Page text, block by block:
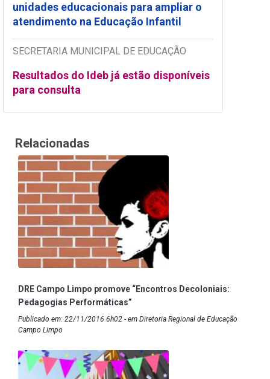
unidades educacionais para ampliar o
atendimento na Educação Infantil
SECRETARIA MUNICIPAL DE EDUCAÇÃO
Resultados do Ideb já estão disponíveis
para consulta
Relacionadas
DRE Campo Limpo promove “Encontros Decoloniais:
Pedagogias Performáticas”
Publicado em: 22/11/2016 6h02 - em Diretoria Regional de Educação
Campo Limpo